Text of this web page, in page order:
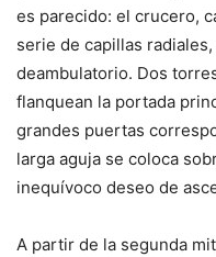
es parecido: el crucero,
serie de capillas
deambulatorio. Dos
flanquean la portada
grandes puertas
larga aguja se coloca
inequívoco deseo de
A partir de la segunda